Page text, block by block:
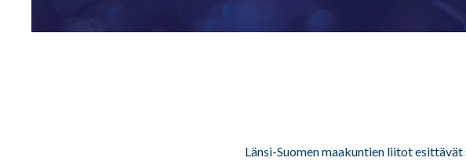
Länsi-Suomen maakuntien liitot